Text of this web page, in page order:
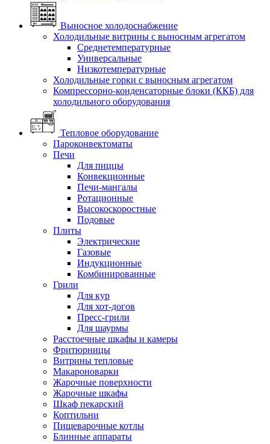
Выносное холодоснабжение
Холодильные витрины с выносным агрегатом
Среднетемпературные
Универсальные
Низкотемпературные
Холодильные горки с выносным агрегатом
Компрессорно-конденсаторные блоки (ККБ) для
холодильного оборудования
Тепловое оборудование
Пароконвектоматы
Печи
Для пиццы
Конвекционные
Печи-мангалы
Ротационные
Высокоскоростные
Подовые
Плиты
Электрические
Газовые
Индукционные
Комбинированные
Грили
Для кур
Для хот-догов
Пресс-грили
Для шаурмы
Расстоечные шкафы и камеры
Фритюрницы
Витрины тепловые
Макароноварки
Жарочные поверхности
Жарочные шкафы
Шкаф пекарский
Коптильни
Пищеварочные котлы
Блинные аппараты